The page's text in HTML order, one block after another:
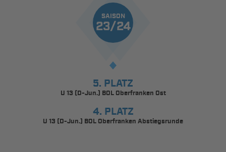
SAISON
23/24
5. PLATZ
U 13 (D-Jun.) BOL Oberfranken Ost
4. PLATZ
U 13 (D-Jun.) BOL Oberfranken Abstiegsrunde